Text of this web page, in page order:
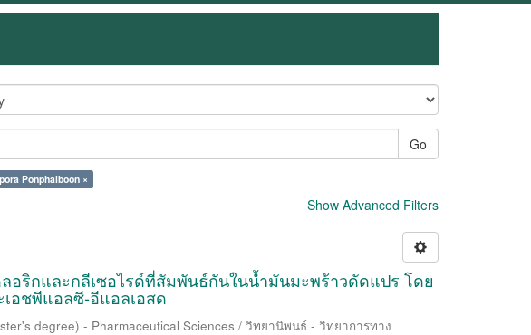
Go
Ponphaiboon ×
Show Advanced Filters
อริกและกลีเซอไรด์ที่สัมพันธ์กันในน้ำมันมะพร้าวดัดแปร โดย
อชพีแอลซี-อีแอลเอสด
degree) - Pharmaceutical Sciences / วิทยานิพนธ์ - วิทยาการทาง